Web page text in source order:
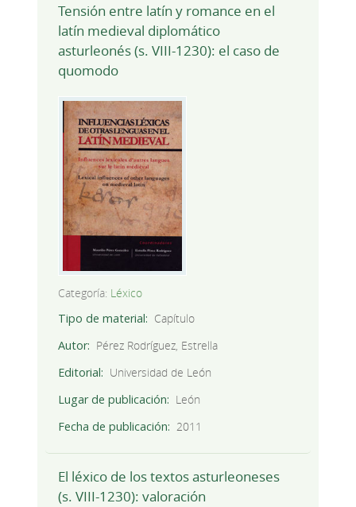
Tensión entre latín y romance en el
latín medieval diplomático
asturleonés (s. VIII-1230): el caso de
quomodo
Categoría: Léxico
Tipo de material
Capítulo
Autor
Pérez Rodríguez, Estrella
Editorial
Universidad de León
Lugar de publicación
León
Fecha de publicación
2011
El léxico de los textos asturleoneses
(s. VIII-1230): valoración